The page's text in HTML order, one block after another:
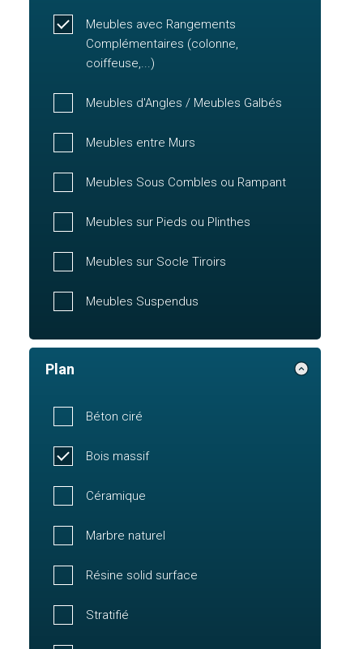
Meubles avec Rangements
Complémentaires (colonne,
coiffeuse,...)
Meubles d'Angles / Meubles Galbés
Meubles entre Murs
Meubles Sous Combles ou Rampant
Meubles sur Pieds ou Plinthes
Meubles sur Socle Tiroirs
Meubles Suspendus
Plan
Béton ciré
Bois massif
Céramique
Marbre naturel
Résine solid surface
Stratifié